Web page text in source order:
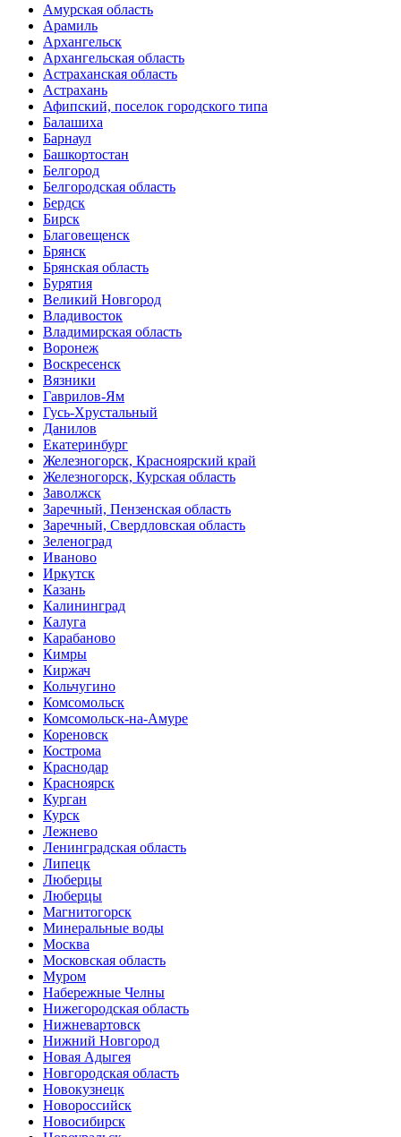
Амурская область
Арамиль
Архангельск
Архангельская область
Астраханская область
Астрахань
Афипский, поселок городского типа
Балашиха
Барнаул
Башкортостан
Белгород
Белгородская область
Бердск
Бирск
Благовещенск
Брянск
Брянская область
Бурятия
Великий Новгород
Владивосток
Владимирская область
Воронеж
Воскресенск
Вязники
Гаврилов-Ям
Гусь-Хрустальный
Данилов
Екатеринбург
Железногорск, Красноярский край
Железногорск, Курская область
Заволжск
Заречный, Пензенская область
Заречный, Свердловская область
Зеленоград
Иваново
Иркутск
Казань
Калининград
Калуга
Карабаново
Кимры
Киржач
Кольчугино
Комсомольск
Комсомольск-на-Амуре
Кореновск
Кострома
Краснодар
Красноярск
Курган
Курск
Лежнево
Ленинградская область
Липецк
Люберцы
Люберцы
Магнитогорск
Минеральные воды
Москва
Московская область
Муром
Набережные Челны
Нижегородская область
Нижневартовск
Нижний Новгород
Новая Адыгея
Новгородская область
Новокузнецк
Новороссийск
Новосибирск